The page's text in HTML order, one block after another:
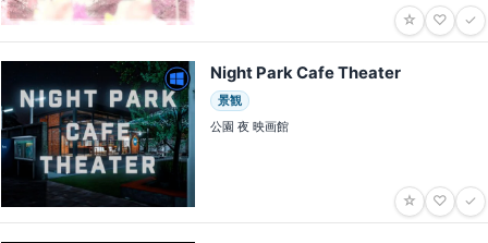
☆ ♡ ✓
Night Park Cafe Theater
景観
公園 夜 映画館
☆ ♡ ✓